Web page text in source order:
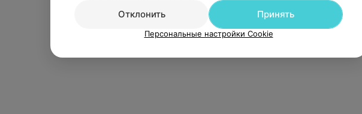
Отклонить
Принять
Персональные настройки Cookie